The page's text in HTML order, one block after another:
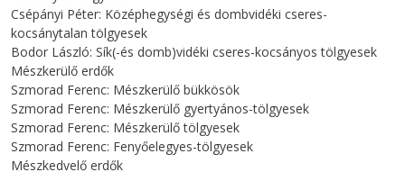
Csépányi Péter: Középhegységi és dombvidéki cseres-
kocsánytalan tölgyesek
Bodor László: Sík(-és domb)vidéki cseres-kocsányos tölgyesek
Mészkerülő erdők
Szmorad Ferenc: Mészkerülő bükkösök
Szmorad Ferenc: Mészkerülő gyertyános-tölgyesek
Szmorad Ferenc: Mészkerülő tölgyesek
Szmorad Ferenc: Fenyőelegyes-tölgyesek
Mészkedvelő erdők